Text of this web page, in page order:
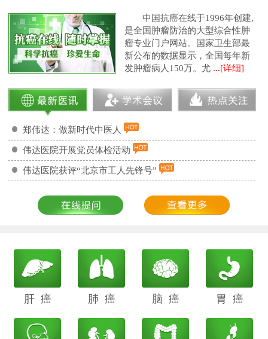
中国抗癌在线于1996年创建,
是全国肿瘤防治的大型综合性肿
瘤专业门户网站。国家卫生部最
新公布的数据显示，全国每年新
发肿瘤病人150万。尤 ...[详细]
郑伟达：做新时代中医人
伟达医院开展党员体检活动
伟达医院获评“北京市工人先锋号”
肝 癌 阴道癌肺 癌 甲状腺癌
脑 癌 前列腺癌
胃 癌